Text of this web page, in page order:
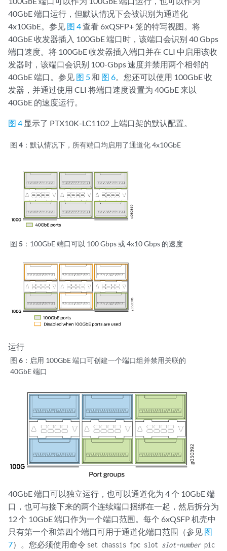
40GbE 端口运行，但默认情况下会被识别为通道化
4x10GbE。参见 图 4查看 6xQSFP+ 笼的特写视图。将
40GbE 收发器插入 100GbE 端口时，该端口会识别 40 Gbps
端口速度。将 100GbE 收发器插入端口并在 CLI 中启用该收
发器时，该端口会识别 100-Gbps 速度并禁用两个相邻的
40GbE 端口。参见 图 5和 图 6。您还可以使用 100GbE 收
发器，并通过使用 CLI 将端口速度设置为 40GbE 来以
40GbE 的速度运行。
图 4 显示了 PTX10K-LC1102 上端口架的默认配置。
图 4： 默认情况下，所有端口均启用了通道化 4x10GbE
图 5： 100GbE 端口可以 100 Gbps 或 4x10 Gbps 的速度
运行
图 6： 启用 100GbE 端口可创建一个端口组并禁用关联的
40GbE 端口
40GbE 端口可以独立运行，也可以通道化为 4 个 10GbE 端
口，也可与接下来的两个连续端口捆绑在一起，然后拆分为
12 个 10GbE 端口作为一个端口范围。每个 6xQSFP 机壳中
只有第一个和第四个端口可用于通道化端口范围（参见 图
7）。您必须使用命令 set chassis fpc slot slot-numberpic